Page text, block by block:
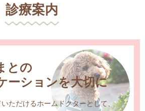
診療案内
との
ーションを大切に
ただけるホームドクターとして、